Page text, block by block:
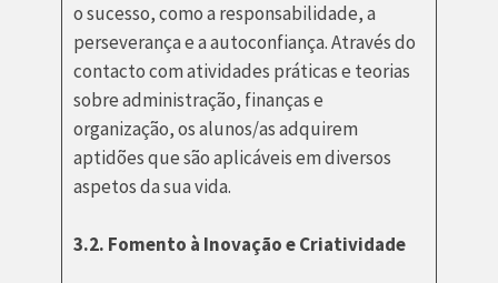
o sucesso, como a responsabilidade, a
perseverança e a autoconfiança. Através do
contacto com atividades práticas e teorias
sobre administração, finanças e
organização, os alunos/as adquirem
aptidões que são aplicáveis em diversos
aspetos da sua vida.
3.2. Fomento à Inovação e Criatividade